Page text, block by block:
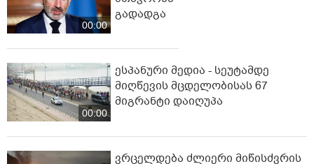
00:00
გადადგა
00:00
ესპანური მედია - სეუტამდე
მიღწევის მცდელობისას 67
მიგრანტი დაიღუპა
ვრცელდება ძლიერი მიწისძვრის